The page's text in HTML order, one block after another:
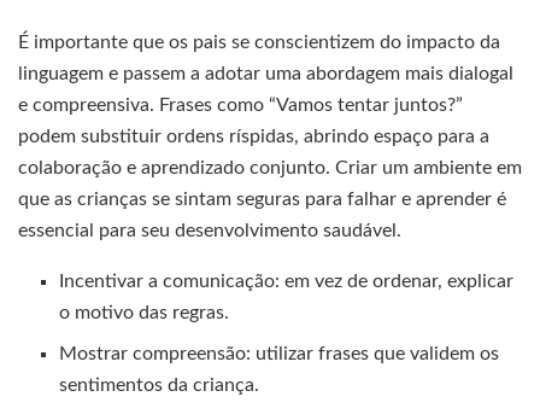
É importante que os pais se conscientizem do impacto da
linguagem e passem a adotar uma abordagem mais dialogal
e compreensiva. Frases como “Vamos tentar juntos?”
podem substituir ordens ríspidas, abrindo espaço para a
colaboração e aprendizado conjunto. Criar um ambiente em
que as crianças se sintam seguras para falhar e aprender é
essencial para seu desenvolvimento saudável.
Incentivar a comunicação: em vez de ordenar, explicar
o motivo das regras.
Mostrar compreensão: utilizar frases que validem os
sentimentos da criança.